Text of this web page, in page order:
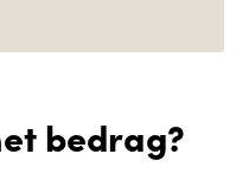
bedrag?